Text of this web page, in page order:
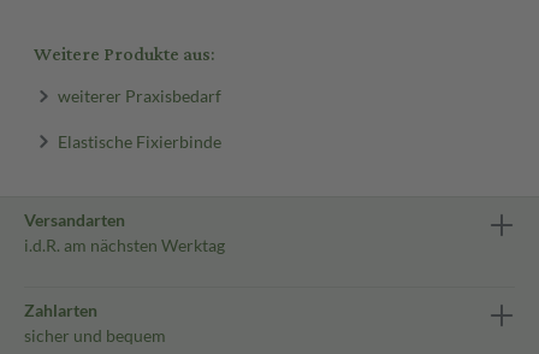
Weitere Produkte aus:
weiterer Praxisbedarf
Elastische Fixierbinde
Versandarten
i.d.R. am nächsten Werktag
Zahlarten
sicher und bequem